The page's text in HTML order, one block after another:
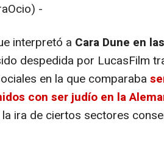
-
interpretó a Cara Dune en
despedida por LucasFilm
en la que comparaba
con ser judío en la
ira de ciertos sectores